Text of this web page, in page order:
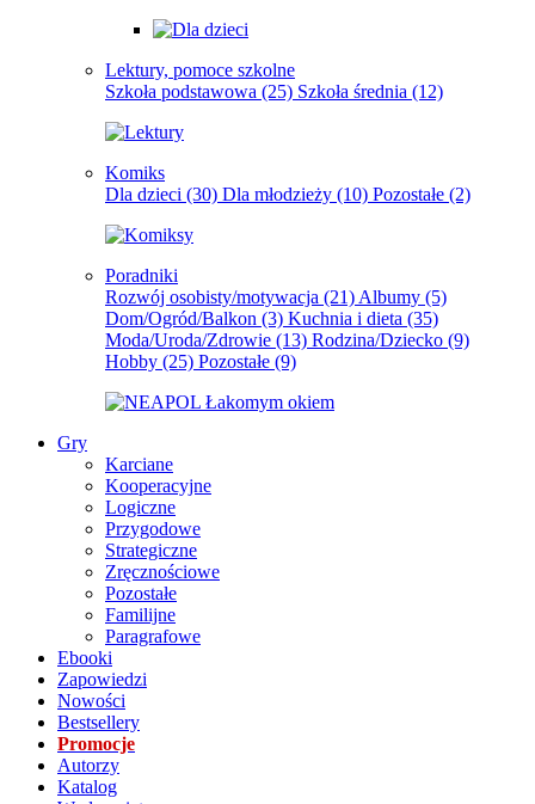
Lektury, pomoce szkolne
Szkoła podstawowa (25) Szkoła średnia (12)
Komiks
Dla dzieci (30) Dla młodzieży (10) Pozostałe (2)
Poradniki
Rozwój osobisty/motywacja (21) Albumy (5)
Dom/Ogród/Balkon (3) Kuchnia i dieta (35)
Moda/Uroda/Zdrowie (13) Rodzina/Dziecko (9)
Hobby (25) Pozostałe (9)
Gry
Karciane
Kooperacyjne
Logiczne
Przygodowe
Strategiczne
Zręcznościowe
Pozostałe
Familijne
Paragrafowe
Ebooki
Zapowiedzi
Nowości
Bestsellery
Promocje
Autorzy
Katalog